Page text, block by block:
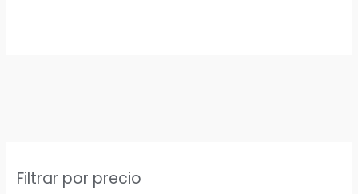
Filtrar por precio